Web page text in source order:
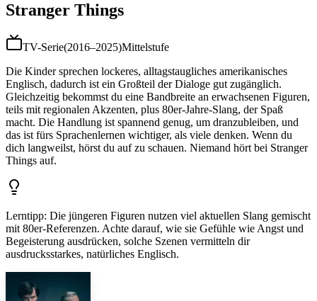
Stranger Things
TV-Serie(2016–2025)Mittelstufe
Die Kinder sprechen lockeres, alltagstaugliches amerikanisches
Englisch, dadurch ist ein Großteil der Dialoge gut zugänglich.
Gleichzeitig bekommst du eine Bandbreite an erwachsenen Figuren,
teils mit regionalen Akzenten, plus 80er-Jahre-Slang, der Spaß
macht. Die Handlung ist spannend genug, um dranzubleiben, und
das ist fürs Sprachenlernen wichtiger, als viele denken. Wenn du
dich langweilst, hörst du auf zu schauen. Niemand hört bei Stranger
Things auf.
Lerntipp: Die jüngeren Figuren nutzen viel aktuellen Slang gemischt
mit 80er-Referenzen. Achte darauf, wie sie Gefühle wie Angst und
Begeisterung ausdrücken, solche Szenen vermitteln dir
ausdrucksstarkes, natürliches Englisch.